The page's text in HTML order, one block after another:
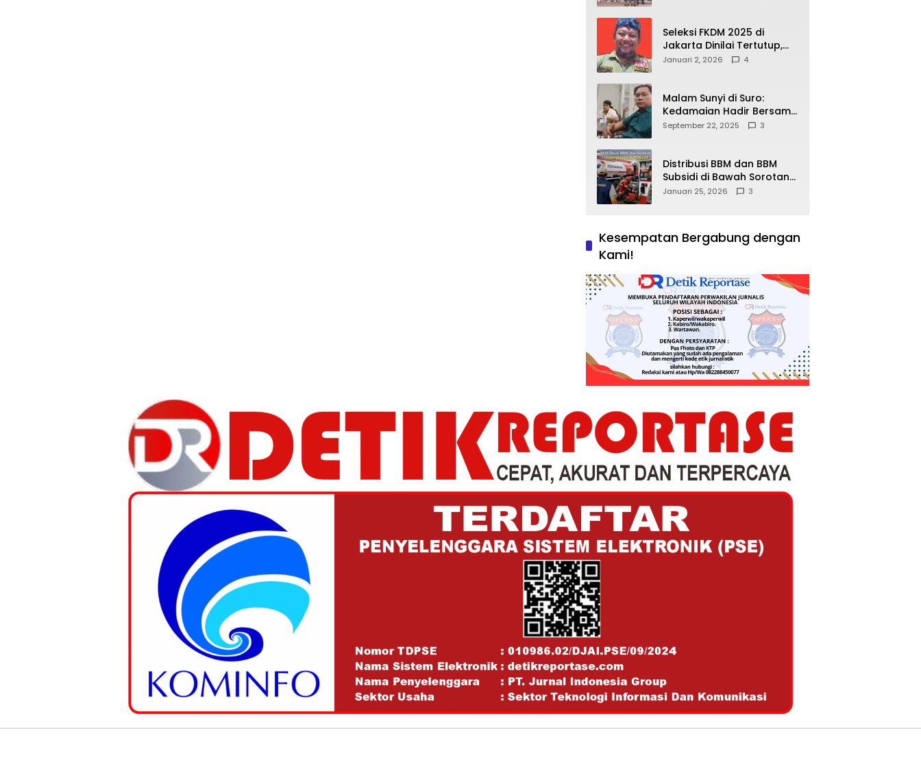
Seleksi FKDM 2025 di
Jakarta Dinilai Tertutup,
Transparansi
Januari 2, 2026 4
Malam Sunyi di Suro:
Kedamaian Hadir Bersama
Secangkir Kopi Hangat
September 22, 2025 3
Distribusi BBM dan BBM
Subsidi di Bawah Sorotan
Publik: Antara Kepentingan
Januari 25, 2026 3
Kesempatan Bergabung dengan
Kami!